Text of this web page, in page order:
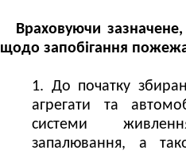
Враховуючи
щодо запобігання
До початку
агрегати та
системи
запалювання, а